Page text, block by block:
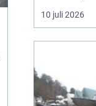
från
till bilväg eller
förhållanden.
10 juli 2026